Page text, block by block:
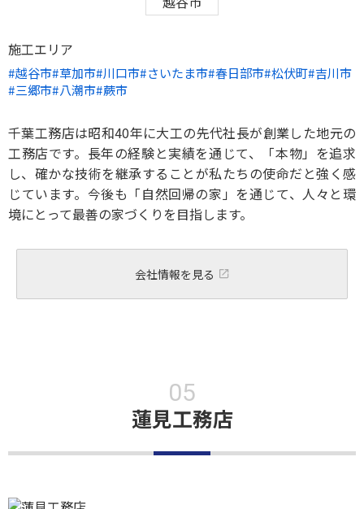
施工エリア
越谷市 草加市 川口市 さいたま市 春日部市 松伏町 吉川市
三郷市 八潮市 蕨市
千葉工務店は昭和40年に大工の先代社長が創業した地元の
工務店です。長年の経験と実績を通じて、「本物」を追求
し、確かな技術を継承することが私たちの使命だと強く感
じています。今後も「自然回帰の家」を通じて、人々と環
境にとって最善の家づくりを目指します。
会社情報を見る
蓮見工務店